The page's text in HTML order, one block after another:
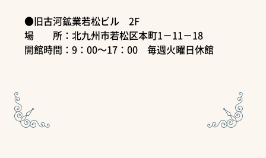
●旧古河鉱業若松ビル 2F
場 所：北九州市若松区本町1－11－18
開館時間：9：00～17：00 毎週火曜日休館